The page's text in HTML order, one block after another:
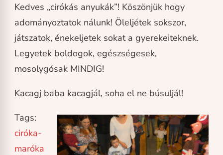
Kedves „cirókás anyukák”! Köszönjük hogy
adományoztatok nálunk! Öleljétek sokszor,
játszatok, énekeljetek sokat a gyerekeiteknek.
Legyetek boldogok, egészségesek,
mosolygósak MINDIG!
Kacagj baba kacagjál, soha el ne búsuljál!
Tags:
ciróka-
maróka